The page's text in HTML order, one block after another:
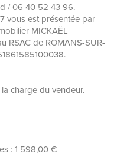
/ 06 40 52 43 96.
vous est présentée par
MICKAËL
RSAC de ROMANS-SUR-
charge du vendeur.
: 1 598,00 €